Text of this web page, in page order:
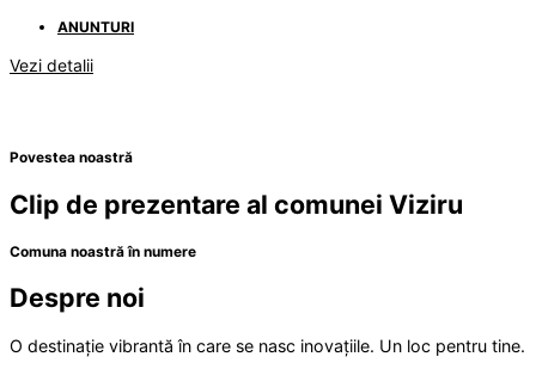
ANUNTURI
Vezi detalii
Povestea noastră
Clip de prezentare al comunei Viziru
Comuna noastră în numere
Despre noi
O destinație vibrantă în care se nasc inovațiile. Un loc pentru tine.